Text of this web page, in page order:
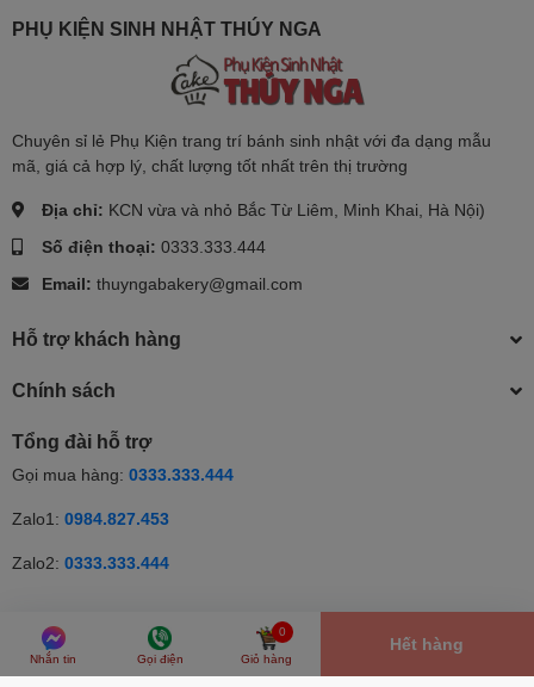
PHỤ KIỆN SINH NHẬT THÚY NGA
Chuyên sỉ lẻ Phụ Kiện trang trí bánh sinh nhật với đa dạng mẫu
mã, giá cả hợp lý, chất lượng tốt nhất trên thị trường
Địa chỉ: KCN vừa và nhỏ Bắc Từ Liêm, Minh Khai, Hà Nội)
Số điện thoại: 0333.333.444
Email: thuyngabakery@gmail.com
Hỗ trợ khách hàng
Chính sách
Tổng đài hỗ trợ
Gọi mua hàng: 0333.333.444
Zalo1: 0984.827.453
Zalo2: 0333.333.444
© Bản quyền thuộc về Thúy Nga | Cung cấp bởi Sapo | Cung cấp
bởiSapo
Nhắn tin Gọi điện
0
Giỏ hàng
Hết hàng